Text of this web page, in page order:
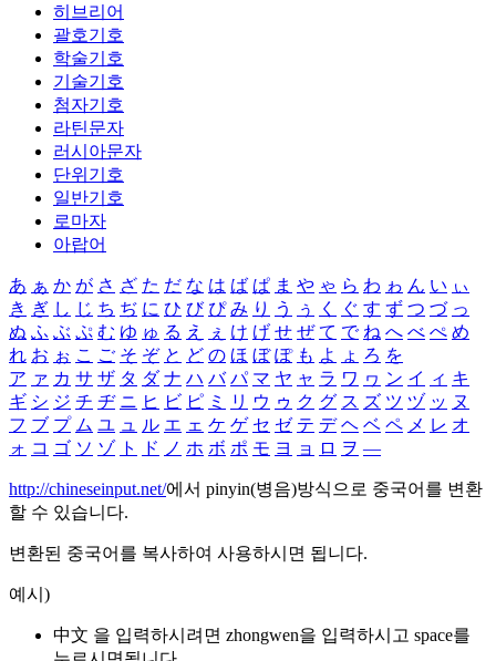
히브리어
괄호기호
학술기호
기술기호
첨자기호
라틴문자
러시아문자
단위기호
일반기호
로마자
아랍어
あ ぁ か が さ ざ た だ な は ば ぱ ま や ゃ ら わ ゎ ん い ぃ
き ぎ し じ ち ぢ に ひ び ぴ み り う ぅ く ぐ す ず つ づ っ
ぬ ふ ぶ ぷ む ゆ ゅ る え ぇ け げ せ ぜ て で ね へ べ ぺ め
れ お ぉ こ ご そ ぞ と ど の ほ ぼ ぽ も よ ょ ろ を
ア ァ カ サ ザ タ ダ ナ ハ バ パ マ ヤ ャ ラ ワ ヮ ン イ ィ キ
ギ シ ジ チ ヂ ニ ヒ ビ ピ ミ リ ウ ゥ ク グ ス ズ ツ ヅ ッ ヌ
フ ブ プ ム ユ ュ ル エ ェ ケ ゲ セ ゼ テ デ ヘ ベ ペ メ レ オ
ォ コ ゴ ソ ゾ ト ド ノ ホ ボ ポ モ ヨ ョ ロ ヲ ―
http://chineseinput.net/에서 pinyin(병음)방식으로 중국어를 변환
할 수 있습니다.
변환된 중국어를 복사하여 사용하시면 됩니다.
예시)
中文 을 입력하시려면 zhongwen을 입력하시고 space를